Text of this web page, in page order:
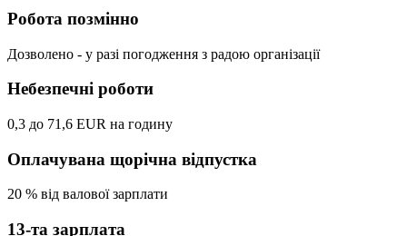
Робота позмінно
Дозволено - у разі погодження з радою організації
Небезпечні роботи
0,3 до 71,6 EUR на годину
Оплачувана щорічна відпустка
20 % від валової зарплати
13-та зарплата